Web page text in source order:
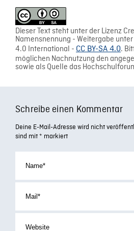
Dieser Text steht unter der Lizenz
Namensnennung - Weitergabe
4.0 International - CC BY-SA 4.0.
möglichen Nachnutzung den
sowie als Quelle das
Schreibe einen Kommentar
Deine E-Mail-Adresse wird nicht
sind mit * markiert